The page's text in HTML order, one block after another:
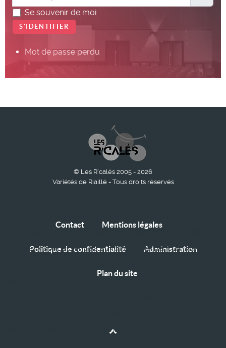
Se souvenir de moi
S'IDENTIFIER
Mot de passe perdu
© Les R'calés 2005 - 2026
Variétés de Riaillé - Tous droits réservés
Contact Mentions légales
Politique de confidentialité Administration
Plan du site
Nous utilisons des cookies sur notre site web. Certains
d’entre eux sont essentiels au fonctionnement du site et
utiliser l’ensemble des fonctionnalités du site.